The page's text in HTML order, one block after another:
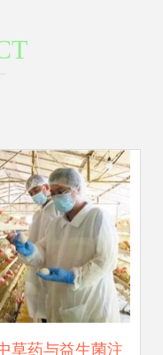
草药与益生菌注